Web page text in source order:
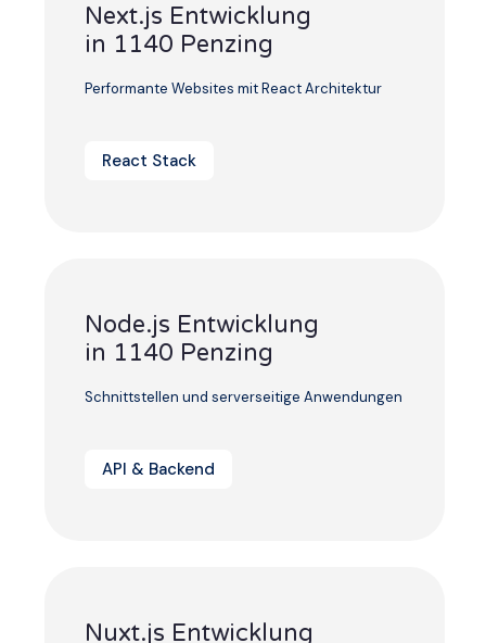
Next.js Entwicklung
in 1140 Penzing
Performante Websites mit React Architektur
React Stack
Node.js Entwicklung
in 1140 Penzing
Schnittstellen und serverseitige Anwendungen
API & Backend
Nuxt.js Entwicklung